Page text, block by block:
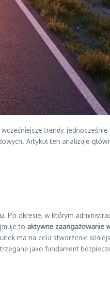
trendy,
Artykuł ten analizuje
. Po okresie, w którym
to aktywne zaangażowanie
ma na celu stworzenie
jako fundament